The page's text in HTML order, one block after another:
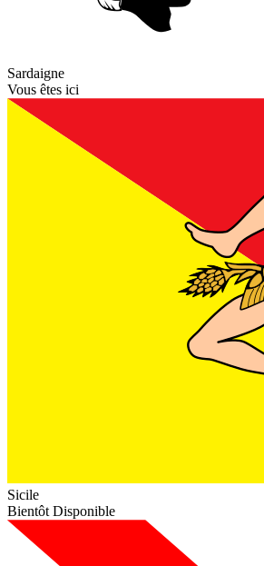
Sardaigne
Vous êtes ici
Sicile
Bientôt Disponible